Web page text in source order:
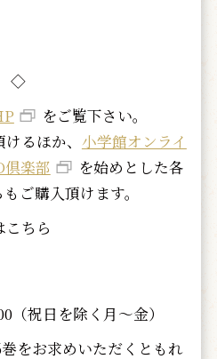
◇
をご覧下さい。
るほか、 小学館オンライ
楽部
を始めとした各
ご購入頂けます。
ちら
（祝日を除く月～金）
をお求めいただくともれ